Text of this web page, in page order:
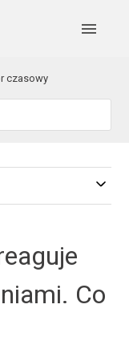
czasowy
Co